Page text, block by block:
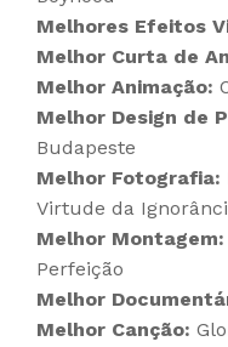
Melhores Efeitos
Melhor Curta de
Melhor Animação:
Melhor Design de
Budapeste
Melhor Fotografia:
Virtude da
Melhor Montagem:
Perfeição
Melhor
Melhor Canção: